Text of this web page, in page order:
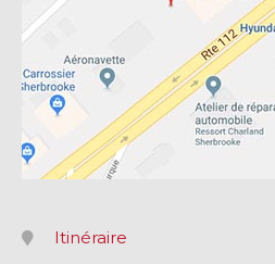
Itinéraire